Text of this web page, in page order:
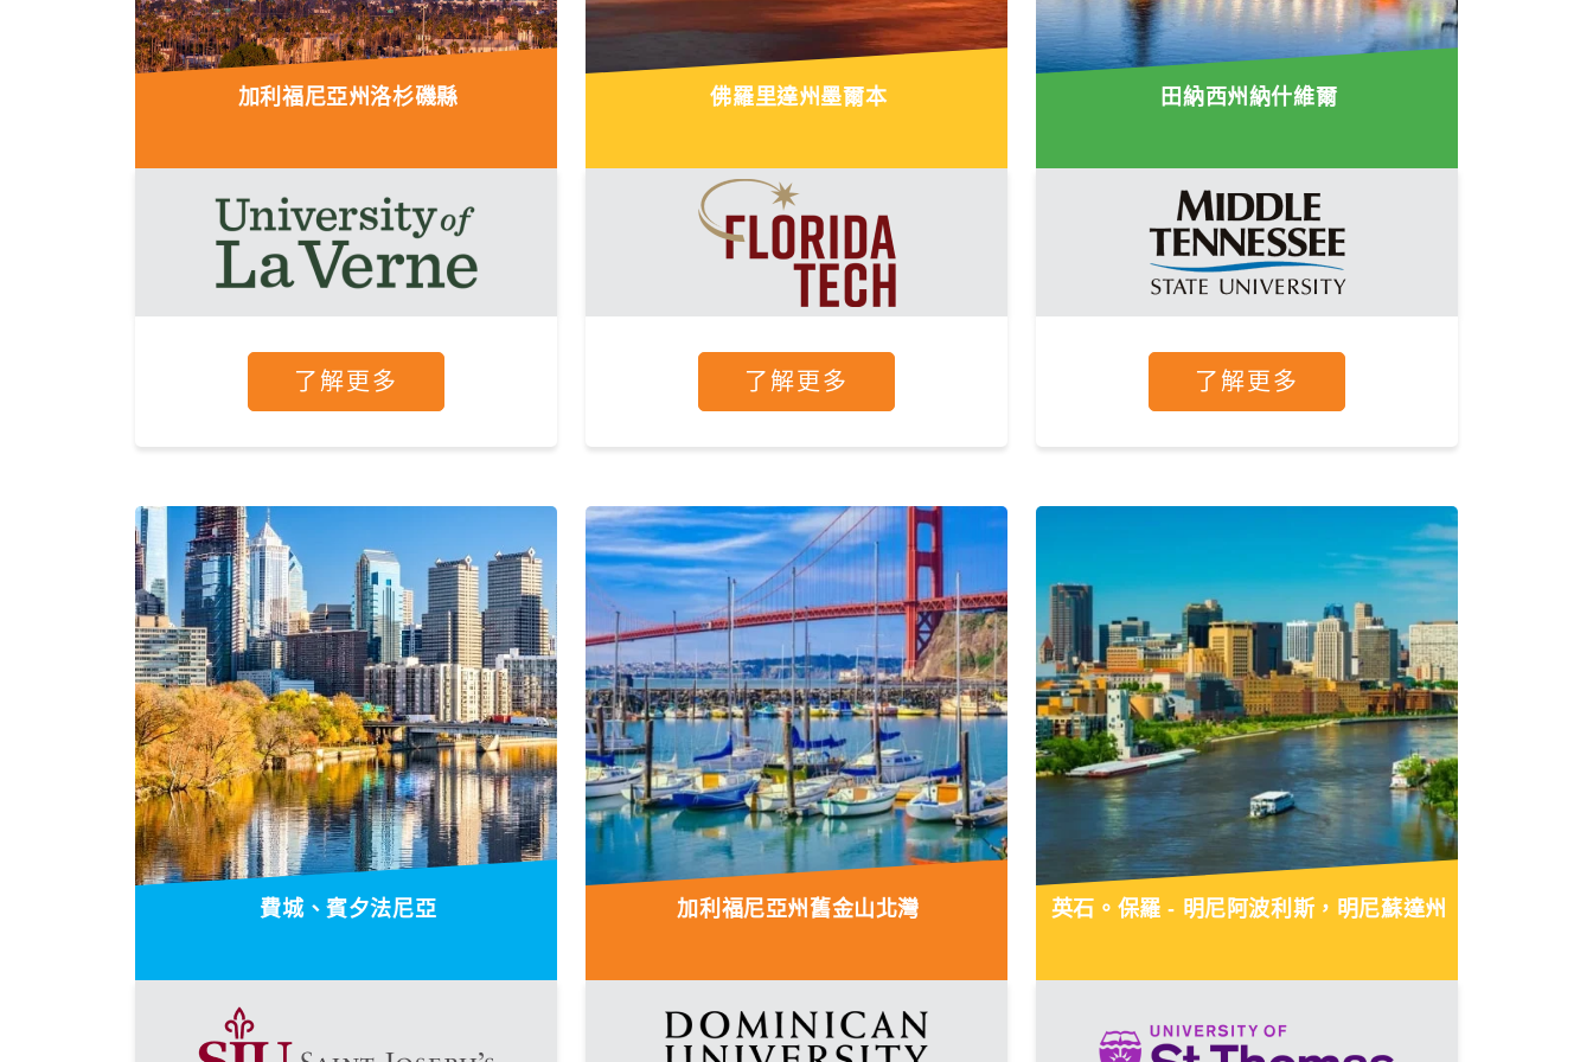
加利福尼亞州洛杉磯縣
了解更多
佛羅里達州墨爾本
了解更多
田納西州納什維爾
了解更多
費城、賓夕法尼亞 加利福尼亞州舊金山北灣 英石。保羅 - 明尼阿波利斯，明尼蘇達州